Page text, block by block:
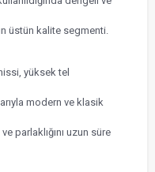
üstün kalite segmenti.
yüksek tel
modern ve klasik
parlaklığını uzun süre